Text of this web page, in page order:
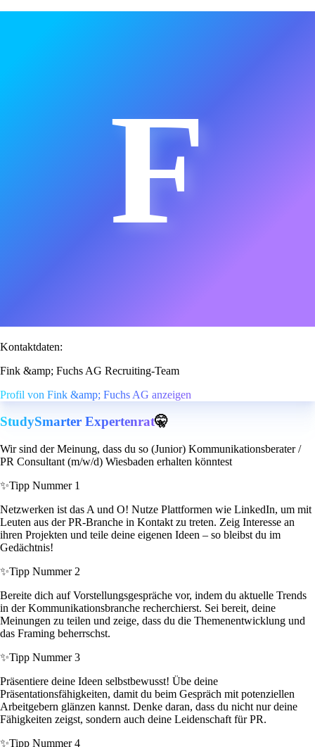
F
Kontaktdaten:
Fink &amp; Fuchs AG Recruiting-Team
Profil von Fink &amp; Fuchs AG anzeigen
StudySmarter Expertenrat🤫
Wir sind der Meinung, dass du so (Junior) Kommunikationsberater /
PR Consultant (m/w/d) Wiesbaden erhalten könntest
✨Tipp Nummer 1
Netzwerken ist das A und O! Nutze Plattformen wie LinkedIn, um mit
Leuten aus der PR-Branche in Kontakt zu treten. Zeig Interesse an
ihren Projekten und teile deine eigenen Ideen – so bleibst du im
Gedächtnis!
✨Tipp Nummer 2
Bereite dich auf Vorstellungsgespräche vor, indem du aktuelle Trends
in der Kommunikationsbranche recherchierst. Sei bereit, deine
Meinungen zu teilen und zeige, dass du die Themenentwicklung und
das Framing beherrschst.
✨Tipp Nummer 3
Präsentiere deine Ideen selbstbewusst! Übe deine
Präsentationsfähigkeiten, damit du beim Gespräch mit potenziellen
Arbeitgebern glänzen kannst. Denke daran, dass du nicht nur deine
Fähigkeiten zeigst, sondern auch deine Leidenschaft für PR.
✨Tipp Nummer 4